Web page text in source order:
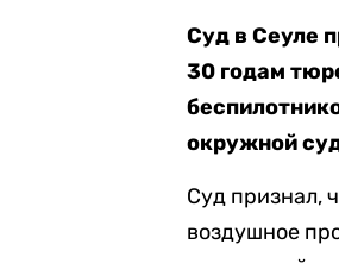
Суд в Сеуле
30 годам
окружной
Суд признал,
воздушное